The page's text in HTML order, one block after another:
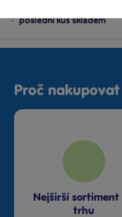
· poslední kus skladem
Proč
Nejširší sortiment
trhu